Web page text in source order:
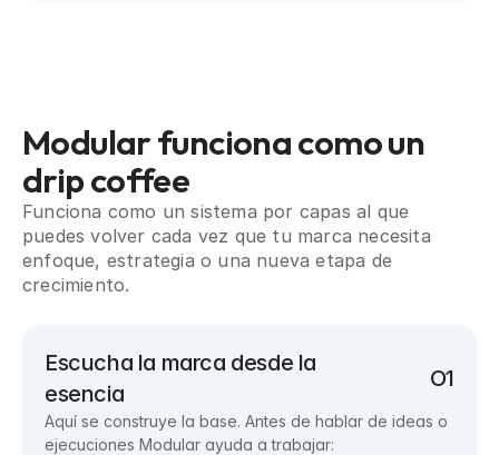
Modular funciona como un
drip coffee
Funciona como un sistema por capas al que
puedes volver cada vez que tu marca necesita
enfoque, estrategia o una nueva etapa de
crecimiento.
Escucha la marca desde la
esencia
O1
Aquí se construye la base. Antes de hablar de ideas o
ejecuciones Modular ayuda a trabajar: